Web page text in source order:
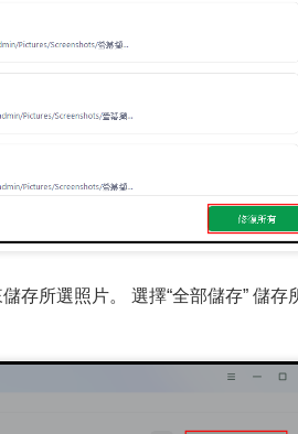
存所選照片。 選擇“全部儲存” 儲